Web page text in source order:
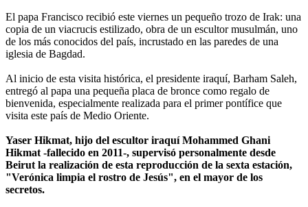
El papa Francisco recibió este viernes un pequeño trozo de Irak: una
copia de un viacrucis estilizado, obra de un escultor musulmán, uno
de los más conocidos del país, incrustado en las paredes de una
iglesia de Bagdad.
Al inicio de esta visita histórica, el presidente iraquí, Barham Saleh,
entregó al papa una pequeña placa de bronce como regalo de
bienvenida, especialmente realizada para el primer pontífice que
visita este país de Medio Oriente.
Yaser Hikmat, hijo del escultor iraquí Mohammed Ghani
Hikmat -fallecido en 2011-, supervisó personalmente desde
Beirut la realización de esta reproducción de la sexta estación,
"Verónica limpia el rostro de Jesús", en el mayor de los
secretos.